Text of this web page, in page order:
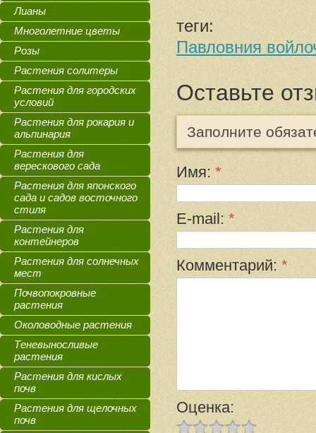
теги:
Павловния
Оставьте
Заполните
Имя: *
E-mail: *
Комментарий: *
Оценка:
Лианы
Многолетние цветы
Розы
Растения солитеры
Растения для городских
условий
Растения для рокария и
альпинария
Растения для
верескового сада
Растения для японского
сада и садов восточного
стиля
Растения для
контейнеров
Растения для солнечных
мест
Почвопокровные
растения
Околоводные растения
Теневыносливые
растения
Растения для кислых
почв
Растения для щелочных
почв